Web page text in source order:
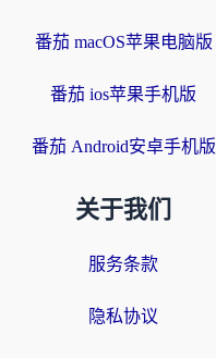
番茄 macOS苹果电脑版
番茄 ios苹果手机版
番茄 Android安卓手机版
关于我们
服务条款
隐私协议